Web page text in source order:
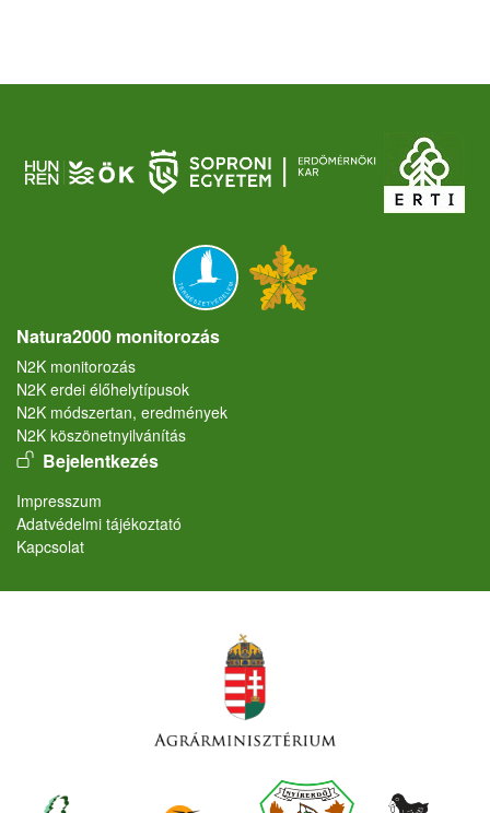
Natura2000 monitorozás
N2K monitorozás
N2K erdei élőhelytípusok
N2K módszertan, eredmények
N2K köszönetnyilvánítás
User account menu
Bejelentkezés
Lábléc
Impresszum
Adatvédelmi tájékoztató
Kapcsolat